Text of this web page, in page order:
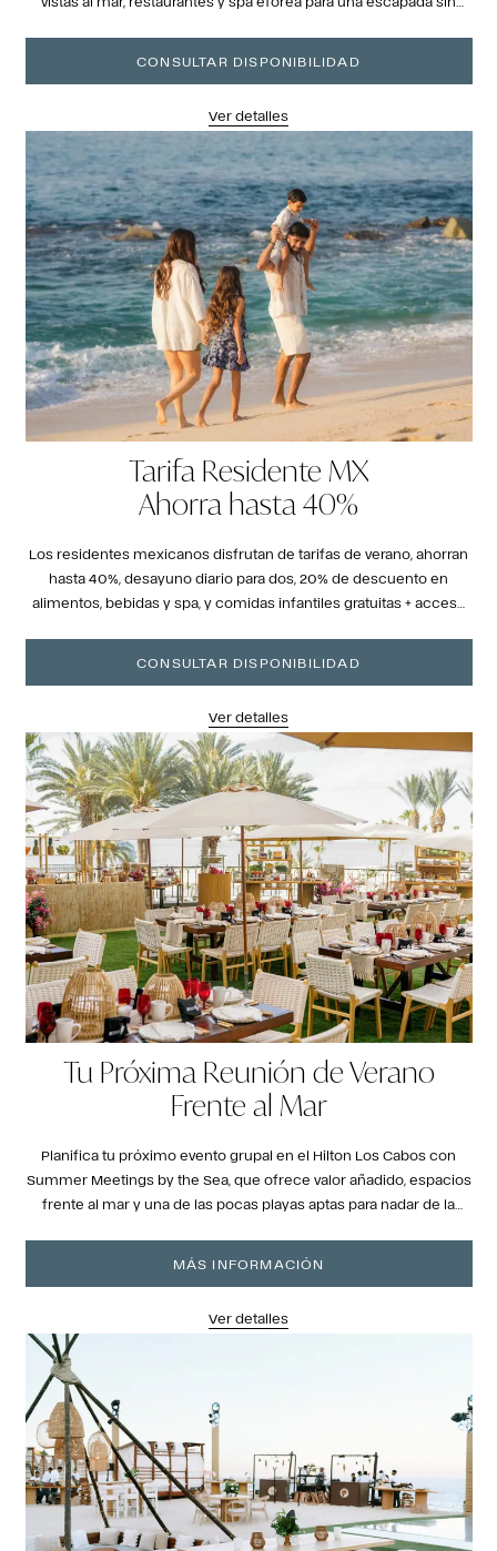
CONSULTAR DISPONIBILIDAD
Ver detalles
Tarifa Residente MX
Ahorra hasta 40%
Los residentes mexicanos disfrutan de tarifas de verano, ahorran
hasta 40%, desayuno diario para dos, 20% de descuento en
alimentos, bebidas y spa, y comidas infantiles gratuitas + acceso
CONSULTAR DISPONIBILIDAD
Ver detalles
Tu Próxima Reunión de Verano
Frente al Mar
Planifica tu próximo evento grupal en el Hilton Los Cabos con
Summer Meetings by the Sea, que ofrece valor añadido, espacios
frente al mar y una de las pocas playas aptas para nadar de la
MÁS INFORMACIÓN
Ver detalles